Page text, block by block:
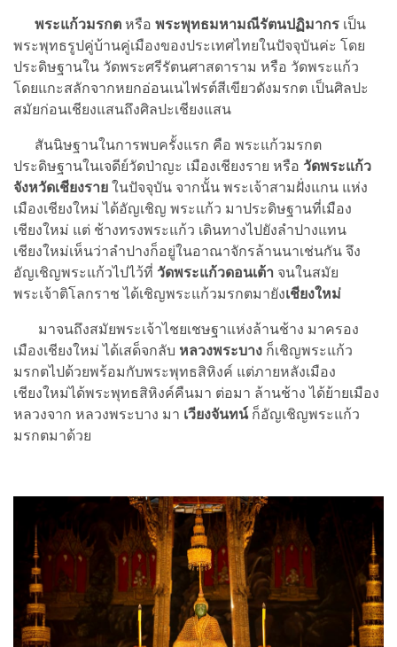
พระแก้วมรกต หรือ พระพุทธมหามณีรัตนปฏิมากร เป็น
พระพุทธรูปคู่บ้านคู่เมืองของประเทศไทยในปัจจุบันค่ะ โดย
ประดิษฐานใน วัดพระศรีรัตนศาสดาราม หรือ วัดพระแก้ว
โดยแกะสลักจากหยกอ่อนเนไฟรต์สีเขียวดังมรกต เป็นศิลปะ
สมัยก่อนเชียงแสนถึงศิลปะเชียงแสน
สันนิษฐานในการพบครั้งแรก คือ พระแก้วมรกต
ประดิษฐานในเจดีย์วัดป่าญะ เมืองเชียงราย หรือ วัดพระแก้ว
จังหวัดเชียงราย ในปัจจุบัน จากนั้น พระเจ้าสามฝั่งแกน แห่ง
เมืองเชียงใหม่ ได้อัญเชิญ พระแก้ว มาประดิษฐานที่เมือง
เชียงใหม่ แต่ ช้างทรงพระแก้ว เดินทางไปยังลำปางแทน
เชียงใหม่เห็นว่าลำปางก็อยู่ในอาณาจักรล้านนาเช่นกัน จึง
อัญเชิญพระแก้วไปไว้ที่ วัดพระแก้วดอนเต้า จนในสมัย
พระเจ้าติโลกราช ได้เชิญพระแก้วมรกตมายังเชียงใหม่
มาจนถึงสมัยพระเจ้าไชยเชษฐาแห่งล้านช้าง มาครอง
เมืองเชียงใหม่ ได้เสด็จกลับ หลวงพระบาง ก็เชิญพระแก้ว
มรกตไปด้วยพร้อมกับพระพุทธสิหิงค์ แต่ภายหลังเมือง
เชียงใหม่ได้พระพุทธสิหิงค์คืนมา ต่อมา ล้านช้าง ได้ย้ายเมือง
หลวงจาก หลวงพระบาง มา เวียงจันทน์ก็อัญเชิญพระแก้ว
มรกตมาด้วย